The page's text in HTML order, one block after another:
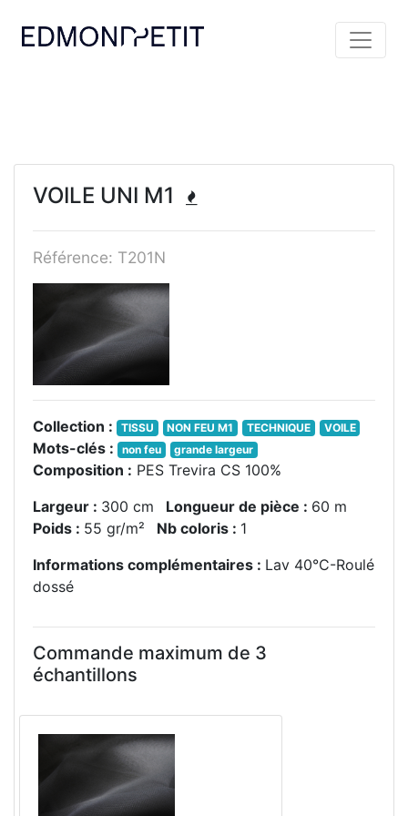
VOILE UNI M1
Référence: T201N
Collection : TISSU NON FEU M1 TECHNIQUE VOILE
Mots-clés : non feu grande largeur
Composition : PES Trevira CS 100%
Largeur : 300 cm Longueur de pièce : 60 m
Poids : 55 gr/m² Nb coloris : 1
Informations complémentaires : Lav 40°C-Roulé
dossé
Commande maximum de 3
échantillons